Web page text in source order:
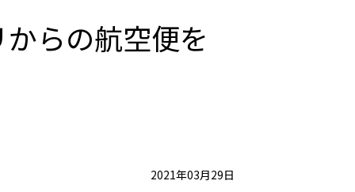
らの航空便を
2021年03月29日